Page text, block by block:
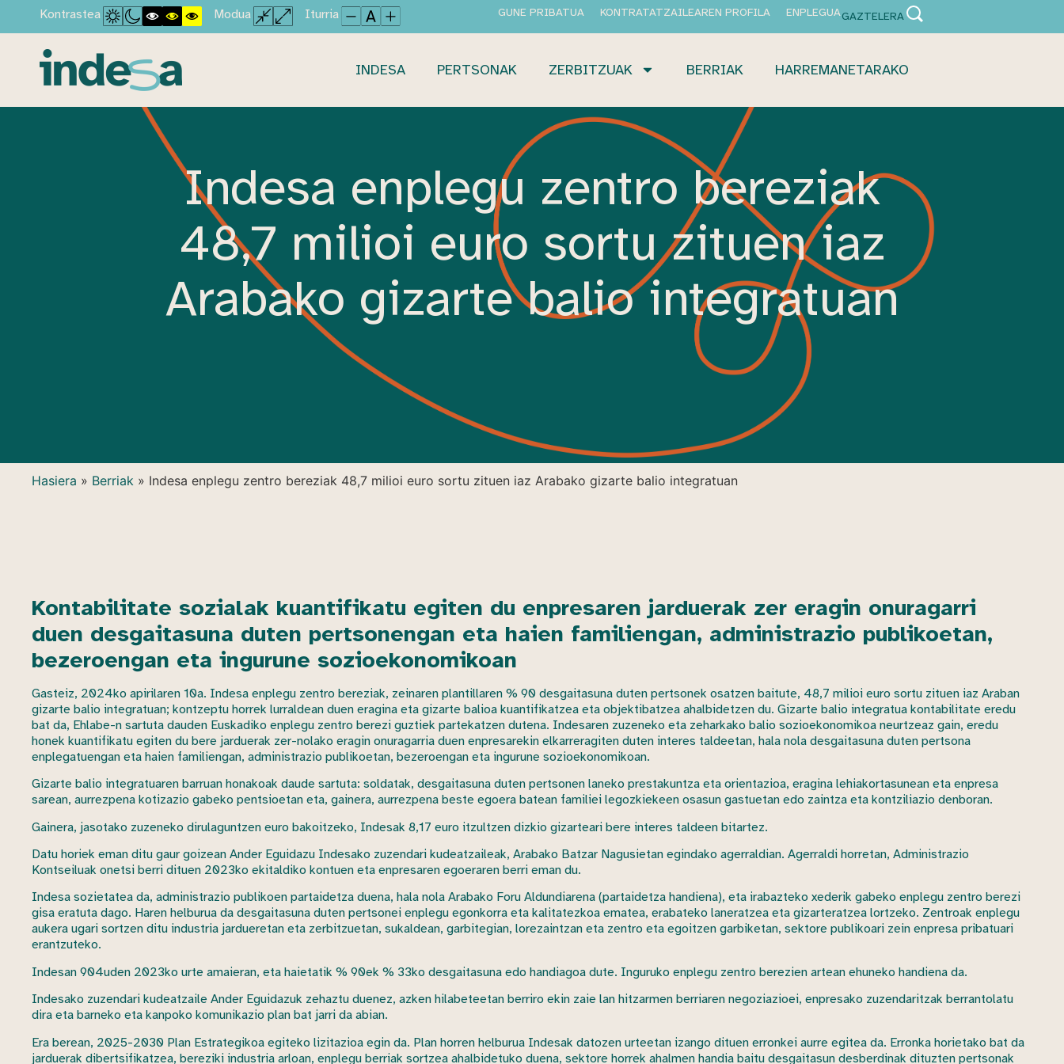
Kontrastea Modua Iturria GUNE PRIBATUA KONTRATATZAILEAREN PROFILA ENPLEGUAGAZTELERA
INDESA PERTSONAK ZERBITZUAK BERRIAK HARREMANETARAKO
Indesa enplegu zentro bereziak
48,7 milioi euro sortu zituen iaz
Arabako gizarte balio integratuan
Hasiera » Berriak » Indesa enplegu zentro bereziak 48,7 milioi euro sortu zituen iaz Arabako gizarte balio integratuan
Kontabilitate sozialak kuantifikatu egiten du enpresaren jarduerak zer eragin onuragarri
duen desgaitasuna duten pertsonengan eta haien familiengan, administrazio publikoetan,
bezeroengan eta ingurune sozioekonomikoan
Gasteiz, 2024ko apirilaren 10a. Indesa enplegu zentro bereziak, zeinaren plantillaren % 90 desgaitasuna duten pertsonek osatzen baitute, 48,7 milioi euro sortu zituen iaz Araban
gizarte balio integratuan; kontzeptu horrek lurraldean duen eragina eta gizarte balioa kuantifikatzea eta objektibatzea ahalbidetzen du. Gizarte balio integratua kontabilitate eredu
bat da, Ehlabe-n sartuta dauden Euskadiko enplegu zentro berezi guztiek partekatzen dutena. Indesaren zuzeneko eta zeharkako balio sozioekonomikoa neurtzeaz gain, eredu
honek kuantifikatu egiten du bere jarduerak zer-nolako eragin onuragarria duen enpresarekin elkarreragiten duten interes taldeetan, hala nola desgaitasuna duten pertsona
enplegatuengan eta haien familiengan, administrazio publikoetan, bezeroengan eta ingurune sozioekonomikoan.
Gizarte balio integratuaren barruan honakoak daude sartuta: soldatak, desgaitasuna duten pertsonen laneko prestakuntza eta orientazioa, eragina lehiakortasunean eta enpresa
sarean, aurrezpena kotizazio gabeko pentsioetan eta, gainera, aurrezpena beste egoera batean familiei legozkiekeen osasun gastuetan edo zaintza eta kontziliazio denboran.
Gainera, jasotako zuzeneko dirulaguntzen euro bakoitzeko, Indesak 8,17 euro itzultzen dizkio gizarteari bere interes taldeen bitartez.
Datu horiek eman ditu gaur goizean Ander Eguidazu Indesako zuzendari kudeatzaileak, Arabako Batzar Nagusietan egindako agerraldian. Agerraldi horretan, Administrazio
Kontseiluak onetsi berri dituen 2023ko ekitaldiko kontuen eta enpresaren egoeraren berri eman du.
Indesa sozietatea da, administrazio publikoen partaidetza duena, hala nola Arabako Foru Aldundiarena (partaidetza handiena), eta irabazteko xederik gabeko enplegu zentro berezi
gisa eratuta dago. Haren helburua da desgaitasuna duten pertsonei enplegu egonkorra eta kalitatezkoa ematea, erabateko laneratzea eta gizarteratzea lortzeko. Zentroak enplegu
aukera ugari sortzen ditu industria jardueretan eta zerbitzuetan, sukaldean, garbitegian, lorezaintzan eta zentro eta egoitzen garbiketan, sektore publikoari zein enpresa pribatuari
erantzuteko.
Indesan 904uden 2023ko urte amaieran, eta haietatik % 90ek % 33ko desgaitasuna edo handiagoa dute. Inguruko enplegu zentro berezien artean ehuneko handiena da.
Indesako zuzendari kudeatzaile Ander Eguidazuk zehaztu duenez, azken hilabeteetan berriro ekin zaie lan hitzarmen berriaren negoziazioei, enpresako zuzendaritzak berrantolatu
dira eta barneko eta kanpoko komunikazio plan bat jarri da abian.
Era berean, 2025-2030 Plan Estrategikoa egiteko lizitazioa egin da. Plan horren helburua Indesak datozen urteetan izango dituen erronkei aurre egitea da. Erronka horietako bat da
jarduerak dibertsifikatzea, bereziki industria arloan, enplegu berriak sortzea ahalbidetuko duena, sektore horrek ahalmen handia baitu desgaitasun desberdinak dituzten pertsonak